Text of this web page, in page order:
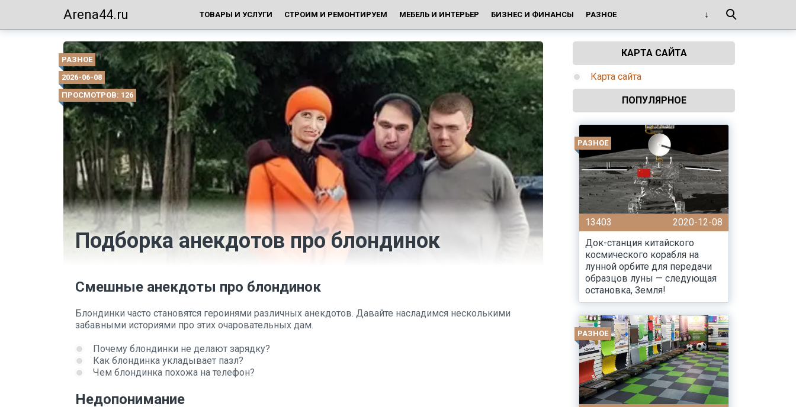
Arena44.ru ТОВАРЫ И УСЛУГИ СТРОИМ И РЕМОНТИРУЕМ МЕБЕЛЬ И ИНТЕРЬЕР БИЗНЕС И ФИНАНСЫ РАЗНОЕ
РАЗНОЕ
2026-06-08
ПРОСМОТРОВ: 126
Подборка анекдотов про блондинок
Смешные анекдоты про блондинок
Блондинки часто становятся героинями различных анекдотов. Давайте насладимся несколькими
забавными историями про этих очаровательных дам.
Почему блондинки не делают зарядку?
Как блондинка укладывает пазл?
Чем блондинка похожа на телефон?
Недопонимание
КАРТА САЙТА
Карта сайта
ПОПУЛЯРНОЕ
РАЗНОЕ
13403
2020-12-08
Док-станция китайского
космического корабля на
лунной орбите для передачи
образцов луны — следующая
остановка, Земля!
РАЗНОЕ